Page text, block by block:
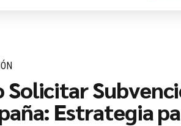
Solicitar
Estrategia